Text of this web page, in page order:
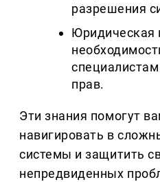
разрешения
Юридическая
прав.
Эти знания помогут
навигировать в
системы и защитить
непредвиденных